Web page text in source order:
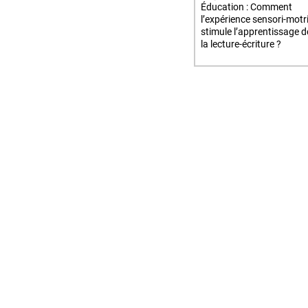
Éducation : Comment
l’expérience sensori-
stimule l’apprentissage
la lecture-écriture ?